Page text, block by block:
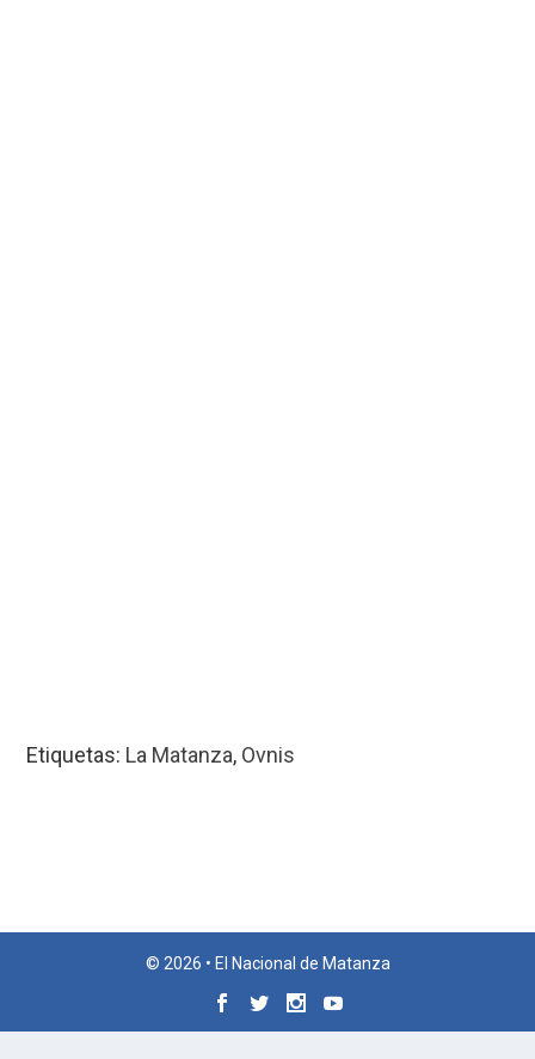
Etiquetas: La Matanza, Ovnis
© 2026 • El Nacional de Matanza